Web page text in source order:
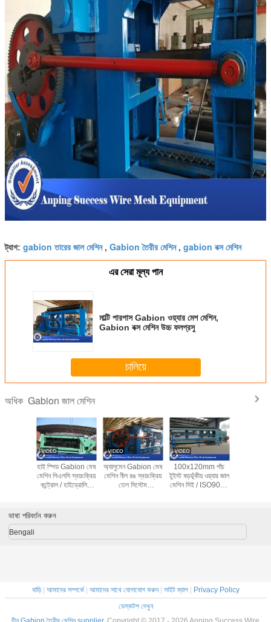
ট্যাগ: gabion তারের জাল মেশিন, Gabion তৈরীর মেশিন, gabion বক্স মেশিন
এর সেরা মূল্য পান
মাল্টি পারপাস Gabion ওয়্যার মেশ মেশিন,
Gabion বক্স মেশিন উচ্চ ফলপ্রসু
চালিয়ে
অধিক Gabion জাল মেশিন
হাই স্পিড Gabion মেষ
মেশিন পিএলসি স্বয়ংক্রিয়
কন্ট্রোল / হাইড্রোলিক
অ্যালুমেন Gabion মেষ
মেশিন নীল রঙ স্বয়ংক্রিয়
তেল সিস্টেম
100x120mm পাঁচ
টুইস্ট ষড়ভূঁকীয় ওয়্যার জাল
মেশিন সিই / ISO9001
ভাষা পরিবর্তন করুন
Bengali
বাড়ি| আমাদের সম্পর্কে| আমাদের সাথে যোগাযোগ করুন| সাইট ম্যাপ| Privacy Policy
ডেস্কটপ দেখুন